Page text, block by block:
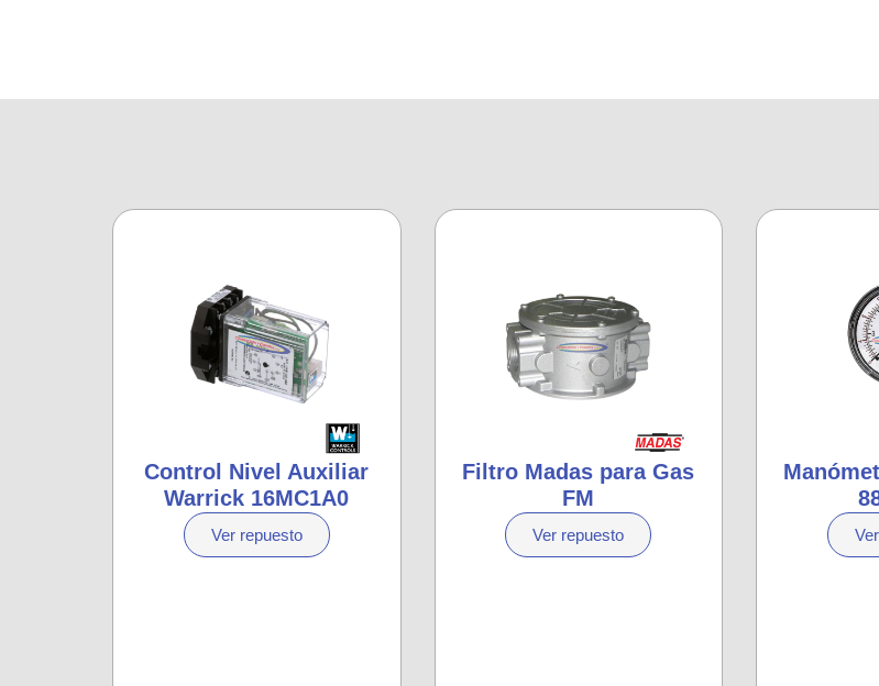
Control Nivel Auxiliar
Warrick 16MC1A0
Ver repuesto
Filtro Madas para Gas
FM
Ver repuesto